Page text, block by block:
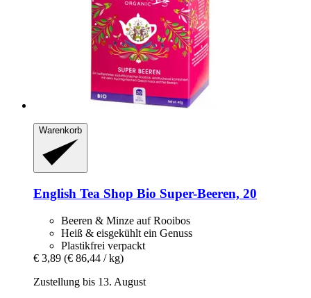
Warenkorb
English Tea Shop Bio Super-​Beeren, 20
Beeren & Minze auf Rooibos
Heiß & eisgekühlt ein Genuss
Plastikfrei verpackt
€ 3,89 (€ 86,44 / kg)
Zustellung bis 13. August